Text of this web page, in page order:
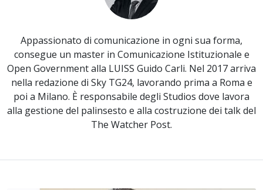
Appassionato di comunicazione in ogni sua forma,
consegue un master in Comunicazione Istituzionale e
Open Government alla LUISS Guido Carli. Nel 2017 arriva
nella redazione di Sky TG24, lavorando prima a Roma e
poi a Milano. È responsabile degli Studios dove lavora
alla gestione del palinsesto e alla costruzione dei talk del
The Watcher Post.